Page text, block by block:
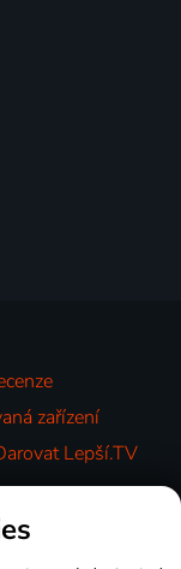
zařízení
Lepší.TV